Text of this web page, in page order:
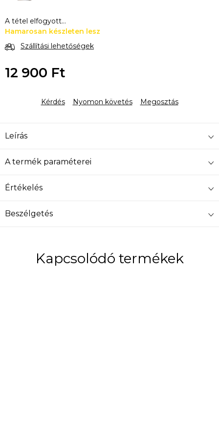
A tétel elfogyott…
Hamarosan készleten lesz
Szállítási lehetőségek
12 900 Ft
Kérdés
Nyomon követés Megosztás
Leírás
A termék paraméterei
Értékelés
Beszélgetés
Kapcsolódó termékek